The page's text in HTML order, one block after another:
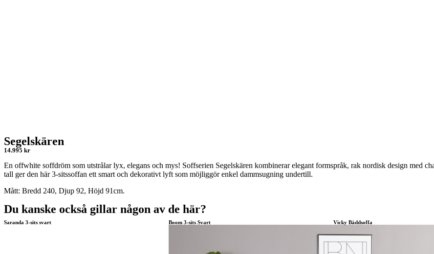
Segelskären
14.995 kr
En offwhite soffdröm som utstrålar lyx, elegans och mys! Soffserien Segelskären kombinerar elegant formspråk, rak nordisk design med
tall ger den här 3-sitssoffan ett smart och dekorativt lyft som möjliggör enkel dammsugning undertill.
Mått: Bredd 240, Djup 92, Höjd 91cm.
Du kanske också gillar någon av de här?
Saranda 3-sits svart Boom 3-sits Svart Vicky Bäddsoffa